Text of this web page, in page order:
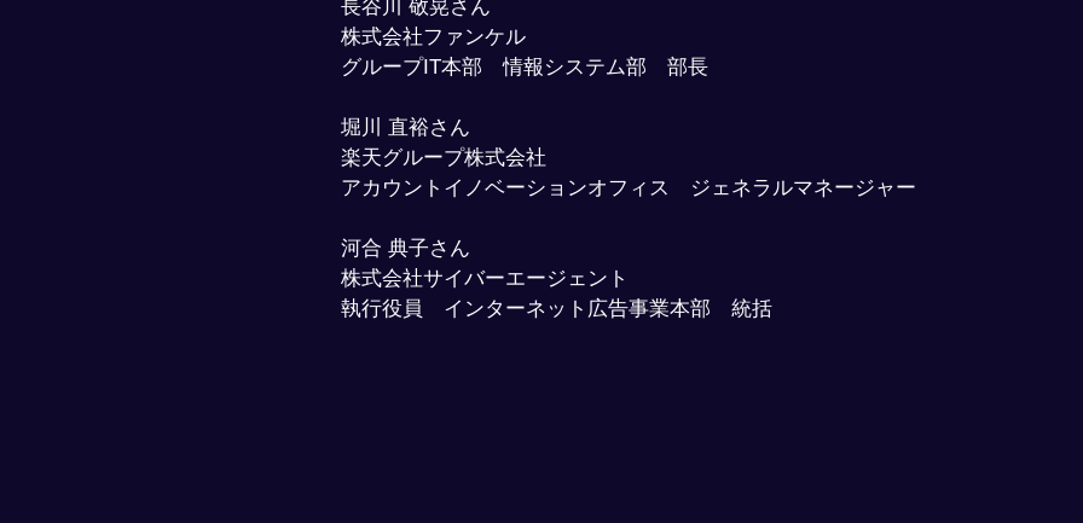
長谷川 敬晃さん
株式会社ファンケル
グループIT本部　情報システム部　部長
堀川 直裕さん
楽天グループ株式会社
アカウントイノベーションオフィス　ジェネラルマネージャー
河合 典子さん
株式会社サイバーエージェント
執行役員　インターネット広告事業本部　統括